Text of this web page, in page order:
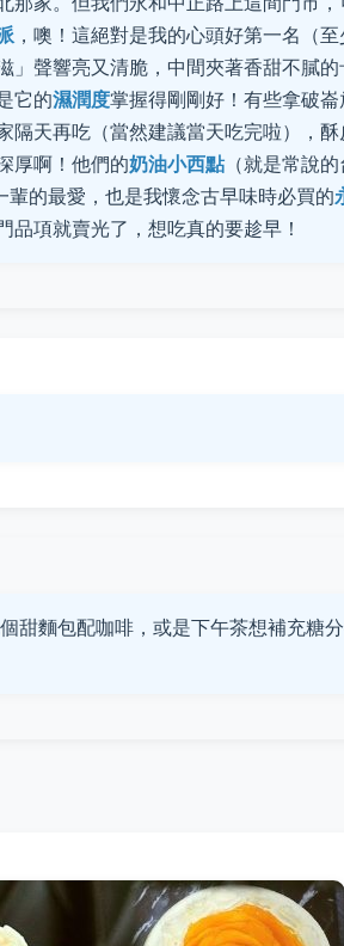
，噢！這絕對是我的心頭好第一名（至
」聲響亮又清脆，中間夾著香甜不膩的
它的濕潤度掌握得剛剛好！有些拿破崙
隔天再吃（當然建議當天吃完啦），酥
厚啊！他們的奶油小西點 （就是常說
的最愛，也是我懷念古早味時必買的
項就賣光了，想吃真的要趁早！
甜麵包配咖啡，或是下午茶想補充糖